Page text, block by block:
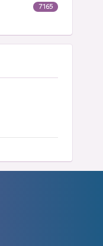
7165